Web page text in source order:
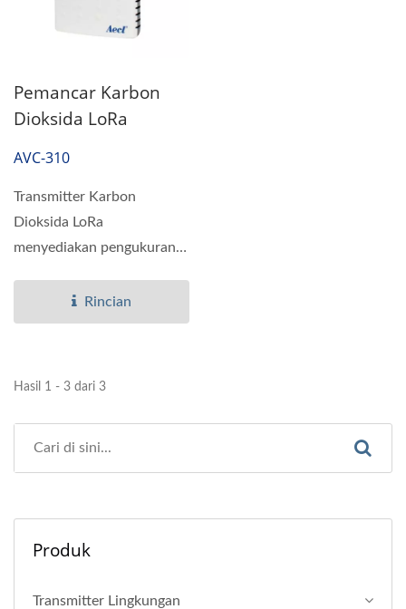
Pemancar Karbon
Dioksida LoRa
AVC-310
Transmitter Karbon
Dioksida LoRa
menyediakan pengukuran
berdasarkan teknologi...
Rincian
Hasil 1 - 3 dari 3
Produk
Transmitter Lingkungan